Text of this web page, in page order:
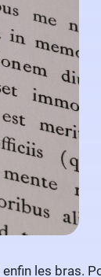
les bras.